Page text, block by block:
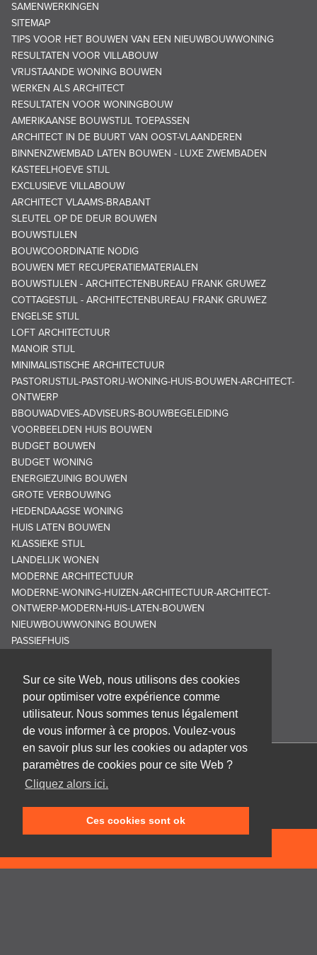
Sur ce site Web, nous utilisons des cookies
pour optimiser votre expérience comme
utilisateur. Nous sommes tenus légalement
de vous informer à ce propos. Voulez-vous
en savoir plus sur les cookies ou adapter vos
paramètres de cookies pour ce site Web ?
Cliquez alors ici.
Ces cookies sont ok
SAMENWERKINGEN
SITEMAP
TIPS VOOR HET BOUWEN VAN EEN NIEUWBOUWWONING
RESULTATEN VOOR VILLABOUW
VRIJSTAANDE WONING BOUWEN
WERKEN ALS ARCHITECT
RESULTATEN VOOR WONINGBOUW
AMERIKAANSE BOUWSTIJL TOEPASSEN
ARCHITECT IN DE BUURT VAN OOST-VLAANDEREN
BINNENZWEMBAD LATEN BOUWEN - LUXE ZWEMBADEN
KASTEELHOEVE STIJL
EXCLUSIEVE VILLABOUW
ARCHITECT VLAAMS-BRABANT
SLEUTEL OP DE DEUR BOUWEN
BOUWSTIJLEN
BOUWCOORDINATIE NODIG
BOUWEN MET RECUPERATIEMATERIALEN
BOUWSTIJLEN - ARCHITECTENBUREAU FRANK GRUWEZ
COTTAGESTIJL - ARCHITECTENBUREAU FRANK GRUWEZ
ENGELSE STIJL
LOFT ARCHITECTUUR
MANOIR STIJL
MINIMALISTISCHE ARCHITECTUUR
PASTORIJSTIJL-PASTORIJ-WONING-HUIS-BOUWEN-ARCHITECT-
ONTWERP
BBOUWADVIES-ADVISEURS-BOUWBEGELEIDING
VOORBEELDEN HUIS BOUWEN
BUDGET BOUWEN
BUDGET WONING
ENERGIEZUINIG BOUWEN
GROTE VERBOUWING
HEDENDAAGSE WONING
HUIS LATEN BOUWEN
KLASSIEKE STIJL
LANDELIJK WONEN
MODERNE ARCHITECTUUR
MODERNE-WONING-HUIZEN-ARCHITECTUUR-ARCHITECT-
ONTWERP-MODERN-HUIS-LATEN-BOUWEN
NIEUWBOUWWONING BOUWEN
PASSIEFHUIS
Cabinet d'architecture Frank GRUWEZ bvba
9700 Oudenaarde
T +32 (0)55 45 53 63
Speldenstraat 10